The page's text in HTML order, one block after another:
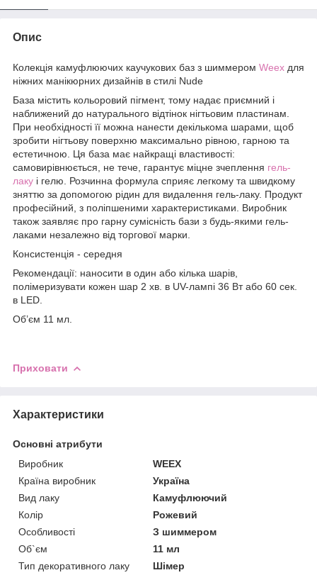
Опис
Колекція камуфлюючих каучукових баз з шиммером Weex для
ніжних манікюрних дизайнів в стилі Nude
База містить кольоровий пігмент, тому надає приємний і
наближений до натурального відтінок нігтьовим пластинам.
При необхідності її можна нанести декількома шарами, щоб
зробити нігтьову поверхню максимально рівною, гарною та
естетичною. Ця база має найкращі властивості:
самовирівнюється, не тече, гарантує міцне зчеплення гель-
лаку і гелю. Розчинна формула сприяє легкому та швидкому
зняттю за допомогою рідин для видалення гель-лаку. Продукт
професійний, з поліпшеними характеристиками. Виробник
також заявляє про гарну сумісність бази з будь-якими гель-
лаками незалежно від торгової марки.
Консистенція - середня
Рекомендації: наносити в один або кілька шарів,
полімеризувати кожен шар 2 хв. в UV-лампі 36 Вт або 60 сек.
в LED.
Об’єм 11 мл.
Приховати
Характеристики
Основні атрибути
Виробник
WEEX
Країна виробник
Україна
Вид лаку
Камуфлюючий
Колір
Рожевий
Особливості
З шиммером
Об`єм
11 мл
Тип декоративного лаку
Шімер